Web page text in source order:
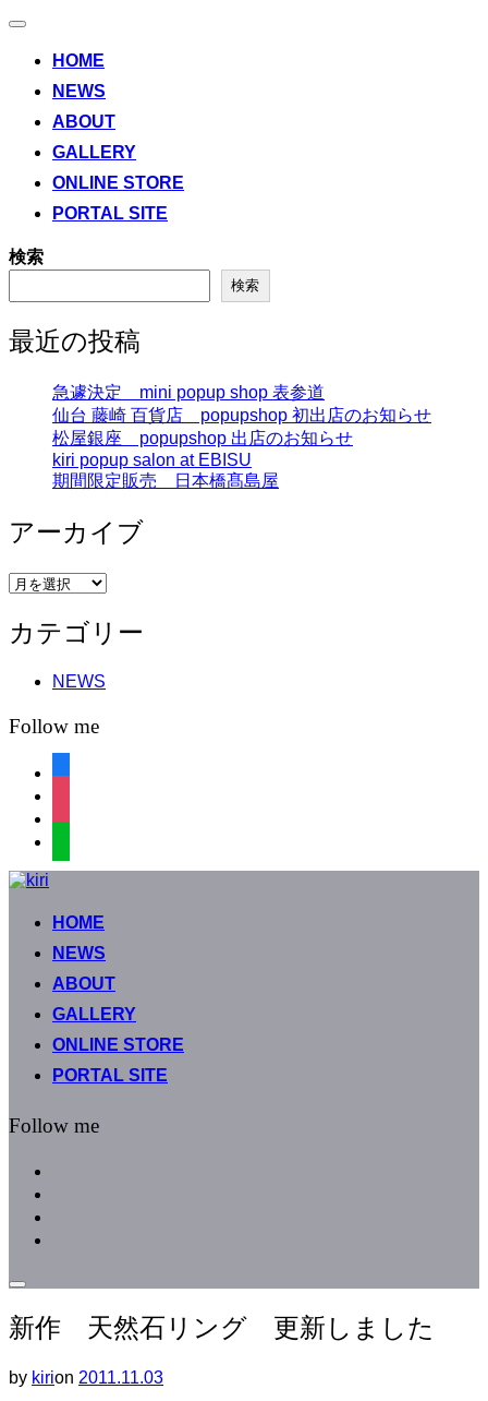
ナ
HOME
NEWS
ABOUT
GALLERY
ONLINE STORE
PORTAL SITE
検索
検索
最近の投稿
急遽決定 mini popup shop 表参道
仙台 藤崎 百貨店 popupshop 初出店のお知らせ
松屋銀座 popupshop 出店のお知らせ
kiri popup salon at EBISU
期間限定販売 日本橋髙島屋
アーカイブ
ア
カ
イ
カテゴリー
NEWS
Follow me
コ
HOME
NEWS
ABOUT
GALLERY
ONLINE STORE
PORTAL SITE
Follow me
サ
イ
ド
ー
と
新作 天然石リング 更新しました
by kirion 投
2011.11.03